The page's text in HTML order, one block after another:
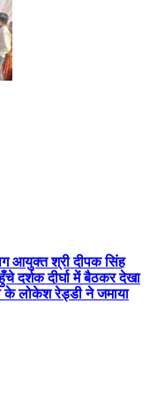
आयुक्त श्री दीपक सिंह
दर्शक दीर्घा में बैठकर देखा
के लोकेश रेड्डी ने जमाया